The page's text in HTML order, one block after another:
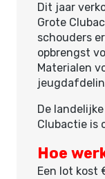
Dit jaar
Grote
schouders
opbrengst
Materialen
De
Clubactie is
Hoe
Een lot kost